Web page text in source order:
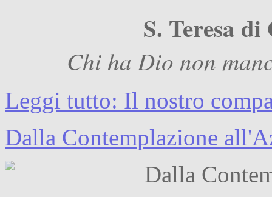
S. Teresa
Chi ha Dio non
Leggi tutto: Il nostro
Dalla Contemplazione